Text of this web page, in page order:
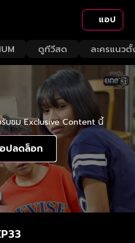
แอป
ดูทีวีสด ละครแนวตั้
รับชม Exclusive Content นี้
ปลดล็อก